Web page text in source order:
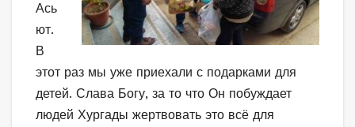
Ась
ют.
В
этот раз мы уже приехали с подарками для
детей. Слава Богу, за то что Он побуждает
людей Хургады жертвовать это всё для